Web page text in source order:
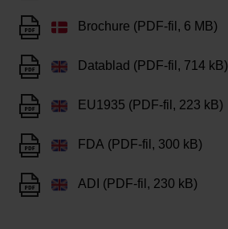
Brochure (PDF-fil, 6 MB)
Datablad (PDF-fil, 714 kB)
EU1935 (PDF-fil, 223 kB)
FDA (PDF-fil, 300 kB)
ADI (PDF-fil, 230 kB)